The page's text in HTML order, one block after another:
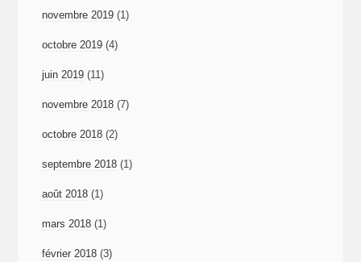
novembre 2019 (1)
octobre 2019 (4)
juin 2019 (11)
novembre 2018 (7)
octobre 2018 (2)
septembre 2018 (1)
août 2018 (1)
mars 2018 (1)
février 2018 (3)